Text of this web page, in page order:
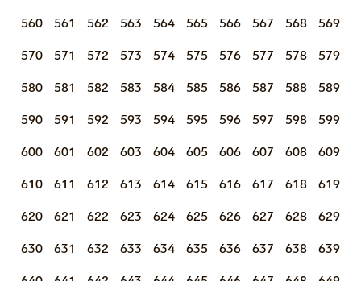
560 561 562 563 564 565 566 567 568 569
570 571 572 573 574 575 576 577 578 579
580 581 582 583 584 585 586 587 588 589
590 591 592 593 594 595 596 597 598 599
600 601 602 603 604 605 606 607 608 609
610 611 612 613 614 615 616 617 618 619
620 621 622 623 624 625 626 627 628 629
630 631 632 633 634 635 636 637 638 639